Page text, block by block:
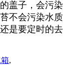
盖子，会污染
不会污染水质
是要定时的去
,